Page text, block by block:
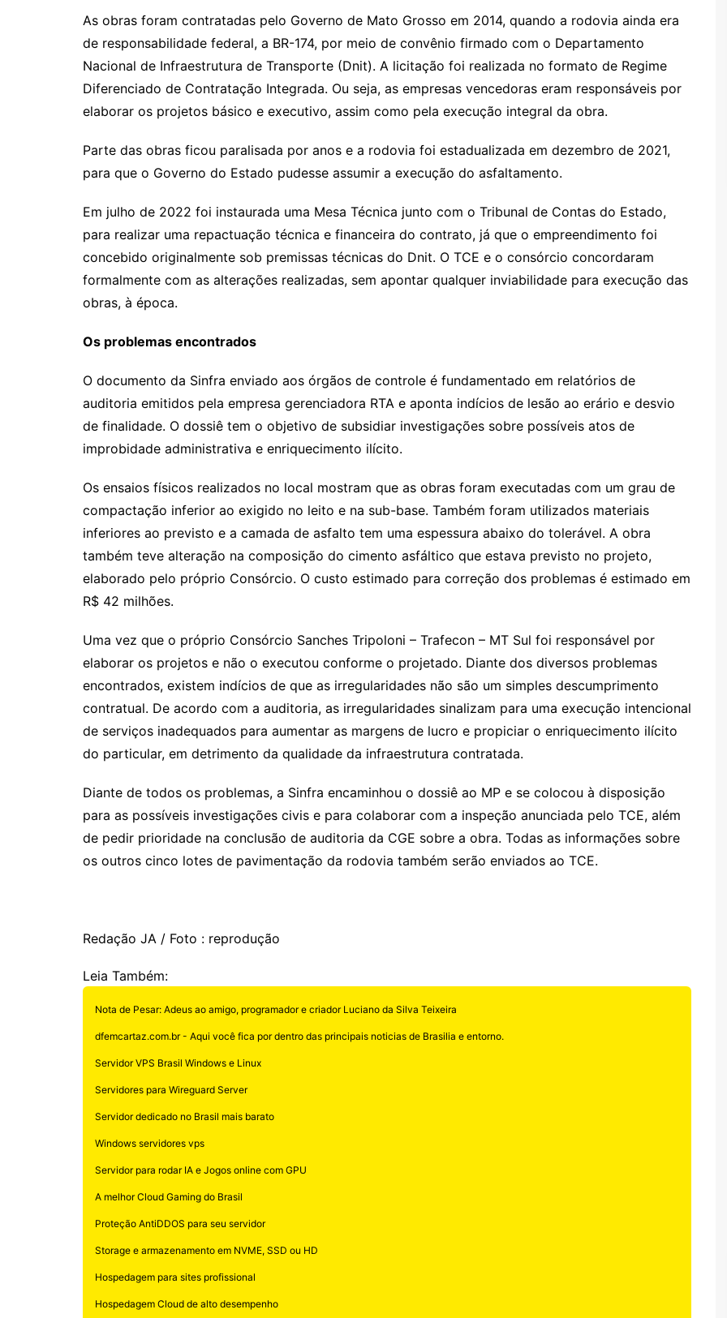
As obras foram contratadas pelo Governo de Mato Grosso em 2014, quando a rodovia ainda era
de responsabilidade federal, a BR-174, por meio de convênio firmado com o Departamento
Nacional de Infraestrutura de Transporte (Dnit). A licitação foi realizada no formato de Regime
Diferenciado de Contratação Integrada. Ou seja, as empresas vencedoras eram responsáveis por
elaborar os projetos básico e executivo, assim como pela execução integral da obra.
Parte das obras ficou paralisada por anos e a rodovia foi estadualizada em dezembro de 2021,
para que o Governo do Estado pudesse assumir a execução do asfaltamento.
Em julho de 2022 foi instaurada uma Mesa Técnica junto com o Tribunal de Contas do Estado,
para realizar uma repactuação técnica e financeira do contrato, já que o empreendimento foi
concebido originalmente sob premissas técnicas do Dnit. O TCE e o consórcio concordaram
formalmente com as alterações realizadas, sem apontar qualquer inviabilidade para execução das
obras, à época.
Os problemas encontrados
O documento da Sinfra enviado aos órgãos de controle é fundamentado em relatórios de
auditoria emitidos pela empresa gerenciadora RTA e aponta indícios de lesão ao erário e desvio
de finalidade. O dossiê tem o objetivo de subsidiar investigações sobre possíveis atos de
improbidade administrativa e enriquecimento ilícito.
Os ensaios físicos realizados no local mostram que as obras foram executadas com um grau de
compactação inferior ao exigido no leito e na sub-base. Também foram utilizados materiais
inferiores ao previsto e a camada de asfalto tem uma espessura abaixo do tolerável. A obra
também teve alteração na composição do cimento asfáltico que estava previsto no projeto,
elaborado pelo próprio Consórcio. O custo estimado para correção dos problemas é estimado em
R$ 42 milhões.
Uma vez que o próprio Consórcio Sanches Tripoloni – Trafecon – MT Sul foi responsável por
elaborar os projetos e não o executou conforme o projetado. Diante dos diversos problemas
encontrados, existem indícios de que as irregularidades não são um simples descumprimento
contratual. De acordo com a auditoria, as irregularidades sinalizam para uma execução intencional
de serviços inadequados para aumentar as margens de lucro e propiciar o enriquecimento ilícito
do particular, em detrimento da qualidade da infraestrutura contratada.
Diante de todos os problemas, a Sinfra encaminhou o dossiê ao MP e se colocou à disposição
para as possíveis investigações civis e para colaborar com a inspeção anunciada pelo TCE, além
de pedir prioridade na conclusão de auditoria da CGE sobre a obra. Todas as informações sobre
os outros cinco lotes de pavimentação da rodovia também serão enviados ao TCE.
Redação JA / Foto : reprodução
Leia Também:
Nota de Pesar: Adeus ao amigo, programador e criador Luciano da Silva Teixeira
dfemcartaz.com.br - Aqui você fica por dentro das principais noticias de Brasilia e entorno.
Servidor VPS Brasil Windows e Linux
Servidores para Wireguard Server
Servidor dedicado no Brasil mais barato
Windows servidores vps
Servidor para rodar IA e Jogos online com GPU
A melhor Cloud Gaming do Brasil
Proteção AntiDDOS para seu servidor
Storage e armazenamento em NVME, SSD ou HD
Hospedagem para sites profissional
Hospedagem Cloud de alto desempenho